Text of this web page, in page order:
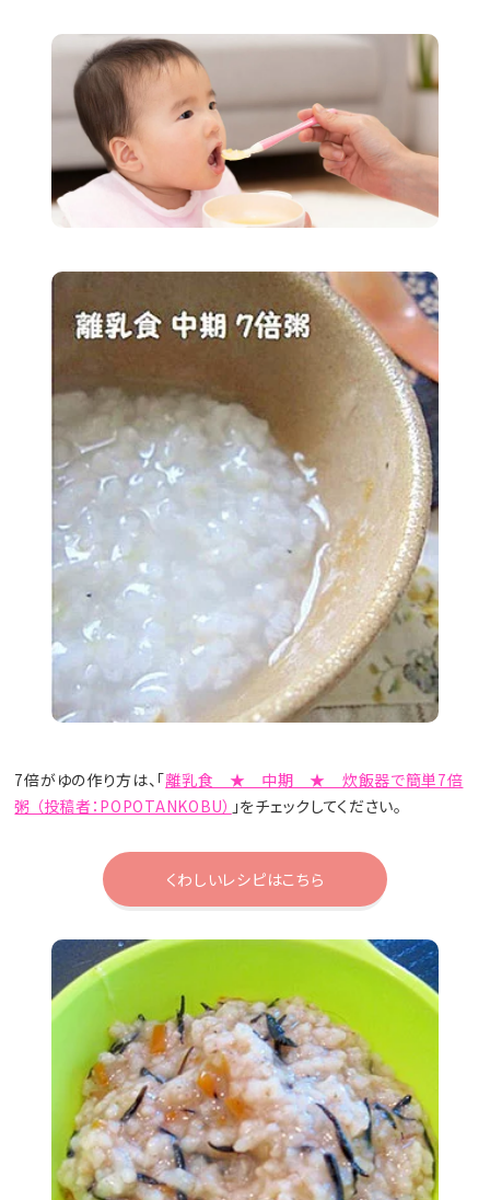
7倍がゆの作り方は、「離乳食 ★ 中期 ★ 炊飯器で簡単7倍
粥 （投稿者：POPOTANKOBU） 」をチェックしてください。
くわしいレシピはこちら